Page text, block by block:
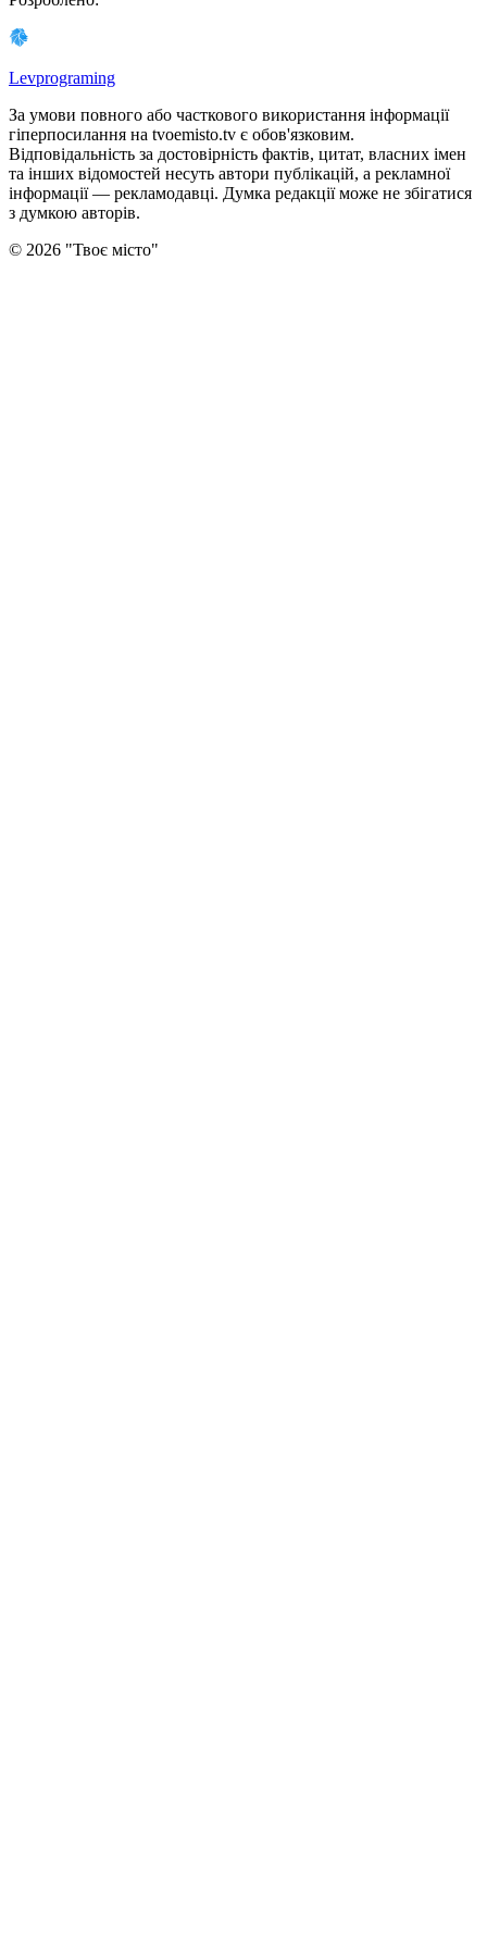
Levprograming
За умови повного або часткового використання iнформацiї
гіперпосилання на tvoemisto.tv є обов'язковим.
Відповідальність за достовірність фактів, цитат, власних імен
та інших відомостей несуть автори публікацій, а рекламної
інформації — рекламодавці. Думка редакцiї може не збiгатися
з думкою авторiв.
© 2026 "Твоє місто"